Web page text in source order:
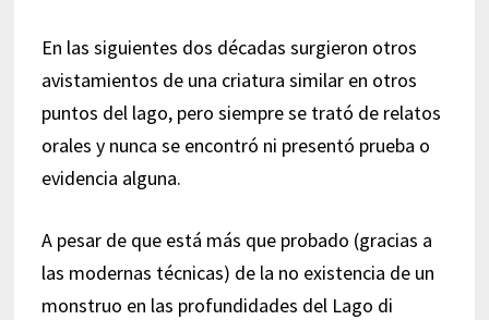
En las siguientes dos décadas surgieron otros
avistamientos de una criatura similar en otros
puntos del lago, pero siempre se trató de relatos
orales y nunca se encontró ni presentó prueba o
evidencia alguna.
A pesar de que está más que probado (gracias a
las modernas técnicas) de la no existencia de un
monstruo en las profundidades del Lago di